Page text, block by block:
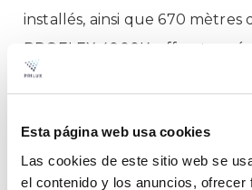
Esta página web usa cookies
Las cookies de este sitio web se
el contenido y los anuncios, ofrecer
installés, ainsi que 670 mètres
PROFLEX 4000K, offrant un
qualité avec un design
de télégestion point à point via
communication LoRaWAN